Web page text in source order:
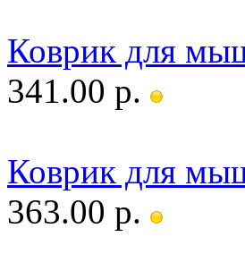
Коврик для
341.00 р.
Коврик для
363.00 р.